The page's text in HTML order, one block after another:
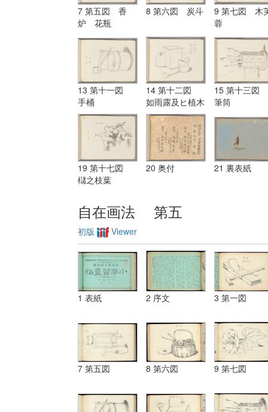
7 第五図 香
炉 花瓶
8 第六図 炭斗
9 第七図 木
蓉
13 第十一図
手桶
14 第十二図
如雨露及ヒ植木
鉢
15 第十三図
筆筒
19 第十七図
櫧之枝葉
20 奥付 21 裏表紙
自在画法 第五
初版 Viewer
1 表紙 2 序文 3 第一図
7 第五図 8 第六図 9 第七図